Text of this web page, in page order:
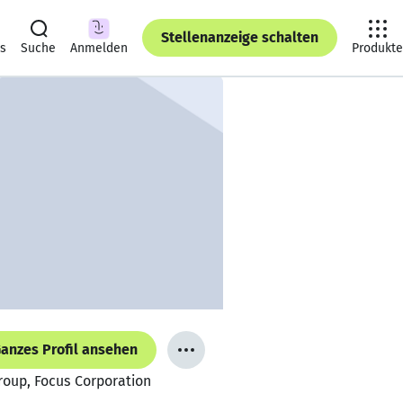
Suche Anmelden
Stellenanzeige schalten
Produkte
Profil ansehen
Focus Corporation